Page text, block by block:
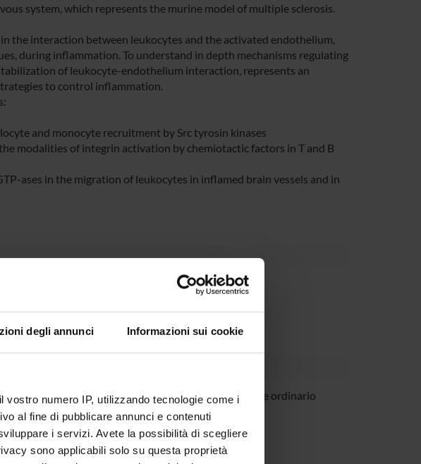
degli annunci Informazioni sui cookie
numero IP, utilizzando tecnologie come i
al fine di pubblicare annunci e contenuti
i servizi. Avete la possibilità di scegliere
sono applicabili solo su questa proprietà
system, which represents the murine model of multiple sclerosis.
the interaction between leukocytes and the activated endothelium,
during inflammation. To understand in depth mechanisms regulating
of leukocyte-endothelium interaction, represents an
to control inflammation.
and monocyte recruitment by Src tyrosin kinases
modalities of integrin activation by chemiotactic factors in T and B
ases in the migration of leukocytes in inflamed brain vessels and in
Carlo Laudanna Professore ordinario